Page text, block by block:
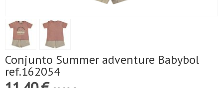
Conjunto Summer adventure Babybol
ref.162054